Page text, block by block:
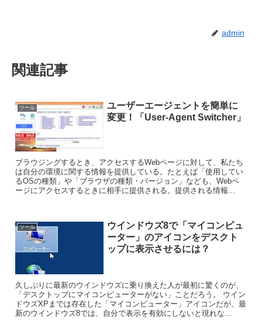
admin
関連記事
ツール
ユーザーエージェントを簡単に
変更！「User-Agent Switcher」
ブラウジングするとき、アクセスするWebページに対して、私たち
は自分の環境に関する情報を提供している。たとえば「使用してい
るOSの種類」や「ブラウザの種類・バージョン」なども、Webペ
ージにアクセスするときに相手に提供される。提供される情報...
ツール
ウインドウズ8で「マイコンピュ
ーター」のアイコンをデスクト
ップに表示させるには？
久しぶりに最新のウインドウズに乗り換えた人が最初に驚くのが、
「デスクトップにマイコンピューターがない」ことだろう。 ウイン
ドウズXPまでは存在した「マイコンピューター」アイコンだが、最
新のウインドウズ8では、自分で表示を有効にしないと現れな...